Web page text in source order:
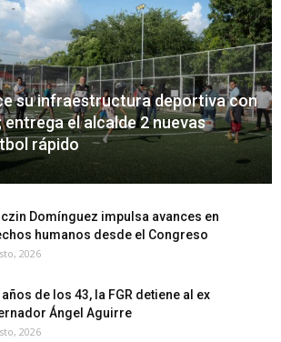
su infraestructura deportiva con
el alcalde 2 nuevas
rápido
Domínguez impulsa avances en
humanos desde el Congreso
2026
años de los 43, la FGR detiene al ex
Ángel Aguirre
2026